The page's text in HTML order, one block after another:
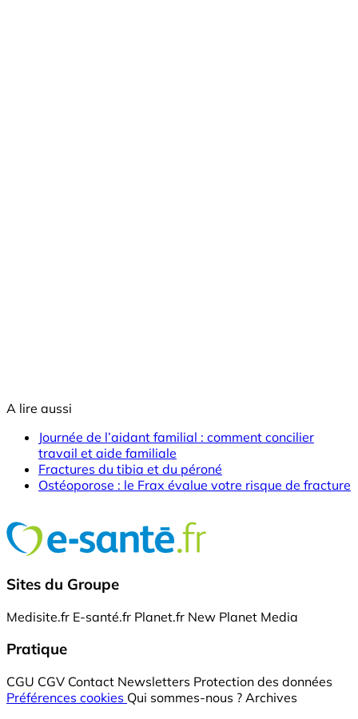
A lire aussi
Journée de l’aidant familial : comment concilier
travail et aide familiale
Fractures du tibia et du péroné
Ostéoporose : le Frax évalue votre risque de fracture
Sites du Groupe
Medisite.fr E-santé.fr Planet.fr New Planet Media
Pratique
CGU CGV Contact Newsletters Protection des données
Préférences cookies Qui sommes-nous ? Archives